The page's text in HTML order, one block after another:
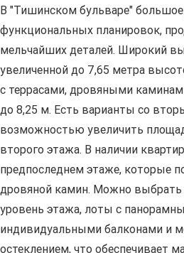
В "Тишинском бульваре" большое
функциональных планировок,
мельчайших деталей. Широкий
увеличенной до 7,65 метра
с террасами, дровяными
до 8,25 м. Есть варианты со
возможностью увеличить
второго этажа. В наличии
предпоследнем этаже, которые
дровяной камин. Можно выбрать
уровень этажа, лоты с
индивидуальными балконами и
остеклением, что обеспечивает